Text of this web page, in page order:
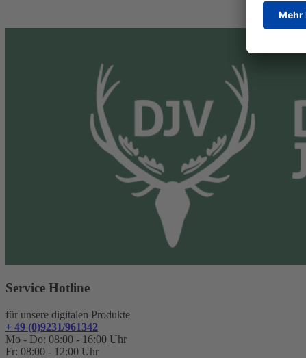
Service Hotline
für unsere digitalen Produkte
+ 49 (0)9231/961342
Mo - Do: 08:00 - 16:00 Uhr
Fr: 08:00 - 12:00 Uhr